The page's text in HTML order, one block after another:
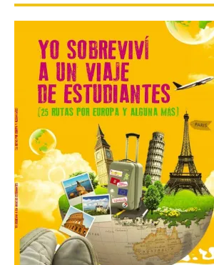
Gijon prohíbe el baño en
San Lorenzo, Poniente y
Arbeyal el día del eclipse a
partir de las 19.00 horas.
8 Ago 2026
Incide en que el eclipse se
verá desde múltiples
puntos de la ciudad, por lo
que no será necesario
desplazarse y se
recomienda no acudir a Gijón/Xixón en
coche ni usarlo ese día. Los accesos a
la Campa Torres y La […]